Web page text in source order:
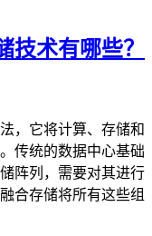
技术有哪些？
，它将计算、存储和
传统的数据中心基础
阵列，需要对其进行
合存储将所有这些组